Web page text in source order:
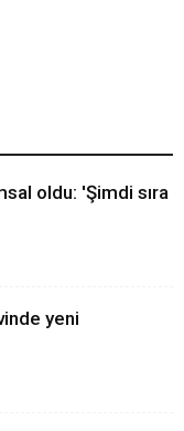
oldu: 'Şimdi sıra
yeni